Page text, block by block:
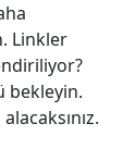
Linkler
bekleyin.